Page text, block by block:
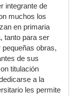
integrante de
muchos los
en primaria
tanto para ser
obras,
de sus
titulación
a la
les permite